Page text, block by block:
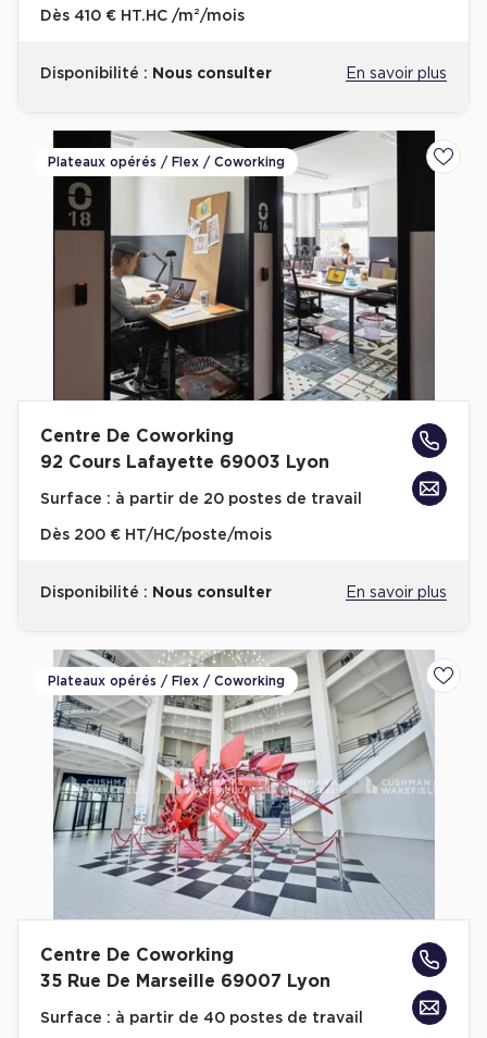
Dès 410 € HT.HC /m²/mois
Disponibilité : Nous consulter En savoir plus
Plateaux opérés / Flex / Coworking
Centre De Coworking
92 Cours Lafayette 69003 Lyon
Surface : à partir de 20 postes de travail
Dès 200 € HT/HC/poste/mois
Disponibilité : Nous consulter En savoir plus
Plateaux opérés / Flex / Coworking
Centre De Coworking
35 Rue De Marseille 69007 Lyon
Surface : à partir de 40 postes de travail